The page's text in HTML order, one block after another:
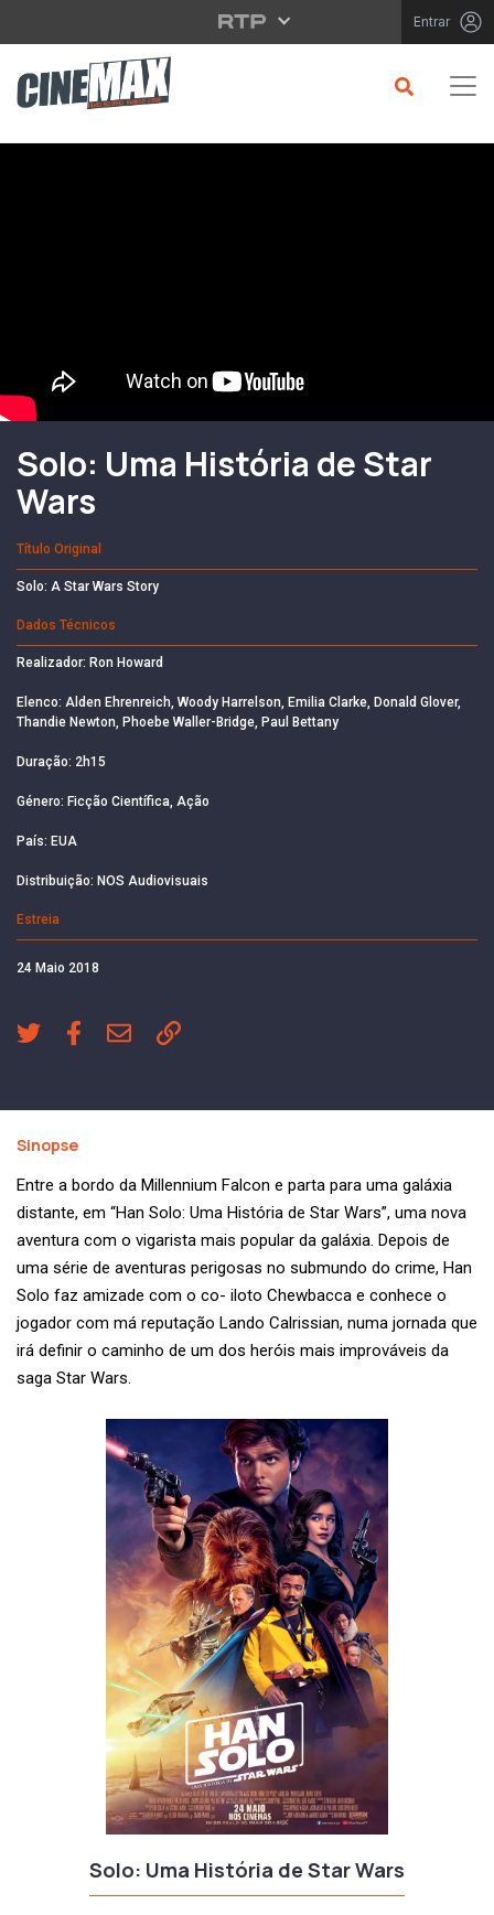
Saltar para o conteúdo principal Entrar
Filme em Cartaz
Solo: Uma História de Star
Wars
Título Original
Solo: A Star Wars Story
Dados Técnicos
Realizador: Ron Howard
Elenco: Alden Ehrenreich, Woody Harrelson, Emilia Clarke, Donald Glover,
Thandie Newton, Phoebe Waller-Bridge, Paul Bettany
Duração: 2h15
Género: Ficção Científica, Ação
País: EUA
Distribuição: NOS Audiovisuais
Estreia
24 Maio 2018
Solo: Uma História de Star Wars
Sinopse
Entre a bordo da Millennium Falcon e parta para uma galáxia
distante, em “Han Solo: Uma História de Star Wars”, uma nova
aventura com o vigarista mais popular da galáxia. Depois de
uma série de aventuras perigosas no submundo do crime, Han
Solo faz amizade com o co- iloto Chewbacca e conhece o
jogador com má reputação Lando Calrissian, numa jornada que
irá definir o caminho de um dos heróis mais improváveis da
saga Star Wars.